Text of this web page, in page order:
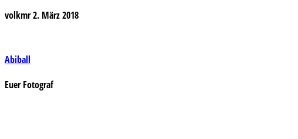
volkmr2. März 2018
Beitragsnavigation
Abiball
Euer Fotograf